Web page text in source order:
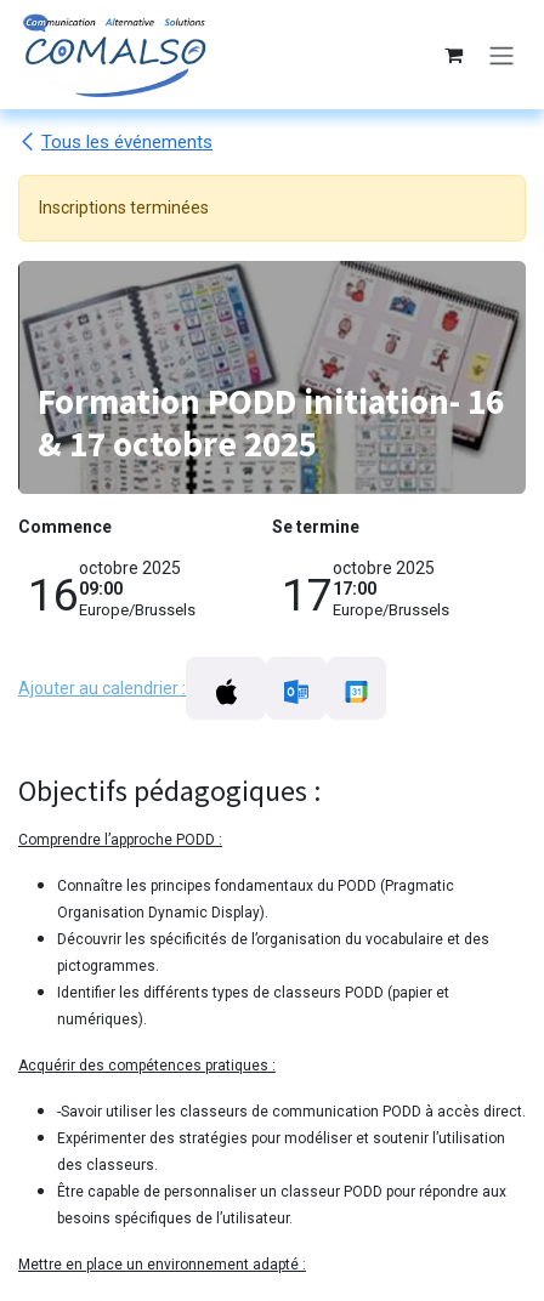
Se rendre au contenu
Tous les événements
Inscriptions terminées
Formation PODD initiation- 16
& 17 octobre 2025
Commence
16octobre 2025
09:00
Europe/Brussels
Se termine
17octobre 2025
17:00
Europe/Brussels
Ajouter au calendrier :
Objectifs pédagogiques :
Comprendre l’approche PODD :
Connaître les principes fondamentaux du PODD (Pragmatic
Organisation Dynamic Display).
Découvrir les spécificités de l’organisation du vocabulaire et des
pictogrammes.
Identifier les différents types de classeurs PODD (papier et
numériques).
Acquérir des compétences pratiques :
-Savoir utiliser les classeurs de communication PODD à accès direct.
Expérimenter des stratégies pour modéliser et soutenir l’utilisation
des classeurs.
Être capable de personnaliser un classeur PODD pour répondre aux
besoins spécifiques de l’utilisateur.
Mettre en place un environnement adapté :